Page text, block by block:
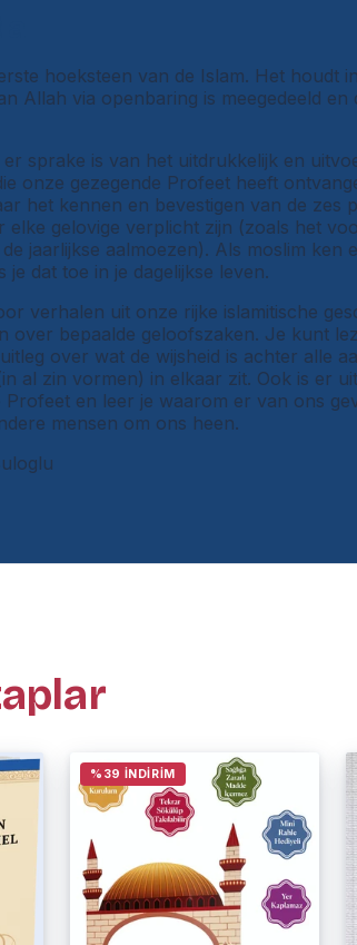
hoeksteen van de Islam. Het houdt
Allah via openbaring is meegedeeld
sprake is van het uitdrukkelijk en
onze gezegende Profeet heeft
het kennen en bevestigen van de zes
elke gelovige verplicht zijn (zoals het
jaarlijkse aalmoezen). Als moslim ken
dat toe in je dagelijkse leven.
verhalen uit onze rijke islamitische
over bepaalde geloofszaken. Je kunt
over wat de wijsheid is achter alle
al zin vormen) in elkaar zit. Ook is er
Profeet en leer je waarom er van ons
mensen om ons heen.
%39 İNDIRIM